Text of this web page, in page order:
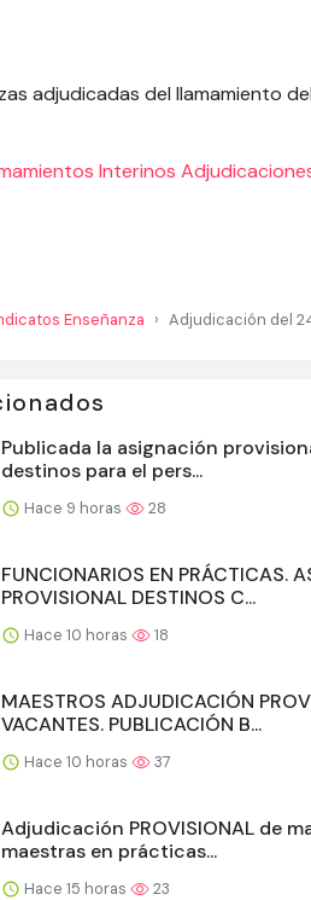
adjudicadas del llamamiento
Interinos
Enseñanza Adjudicación del
Publicada la asignación
destinos para el pers...
Hace 9 horas 28
FUNCIONARIOS EN PRÁCTICAS.
PROVISIONAL DESTINOS C...
Hace 10 horas 18
MAESTROS ADJUDICACIÓN
VACANTES. PUBLICACIÓN B...
Hace 10 horas 37
Adjudicación PROVISIONAL de
maestras en prácticas...
Hace 15 horas 23